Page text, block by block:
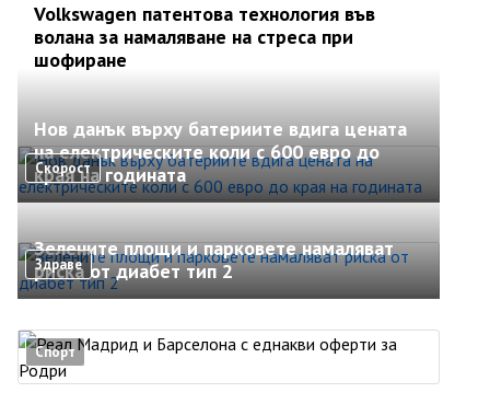
Volkswagen патентова технология във
волана за намаляване на стреса при
шофиране
Скорост
Нов данък върху батериите вдига цената
на електрическите коли с 600 евро до
края на годината
Здраве
Зелените площи и парковете намаляват
риска от диабет тип 2
Спорт